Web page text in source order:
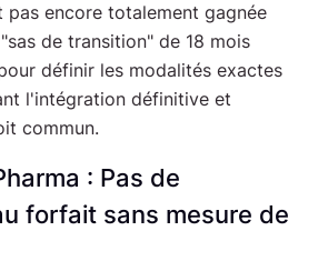
pas encore totalement gagnée
de transition" de 18 mois
définir les modalités exactes
l'intégration définitive et
commun.
: Pas de
forfait sans mesure de